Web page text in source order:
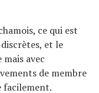
ce qui est
et le
avec
de membre
facilement.